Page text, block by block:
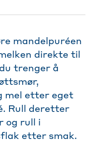
mandelpuréen
direkte til
trenger å
mel etter eget
Rull deretter
og rull i
etter smak.